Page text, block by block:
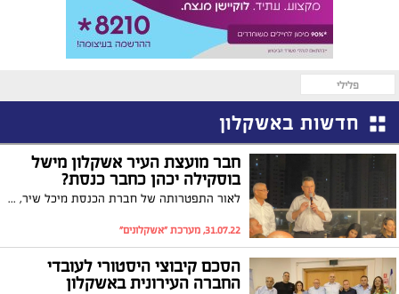
פלילי
חדשות באשקלון
חבר מועצת העיר אשקלון מישל
בוסקילה יכהן כחבר כנסת?
לאור התפטרותה של חברת הכנסת מיכל שיר, עשוי בוסקילה להיכנס לבית המחוקקים לפחות למספר חודשים, זאת לאחר ששני המועמדים הממוקמים לפניו ברשימה החליטו לוותר על הזכות
31.07.22, מערכת "אשקלונים"
הסכם קיבוצי היסטורי לעובדי
החברה העירונית באשקלון